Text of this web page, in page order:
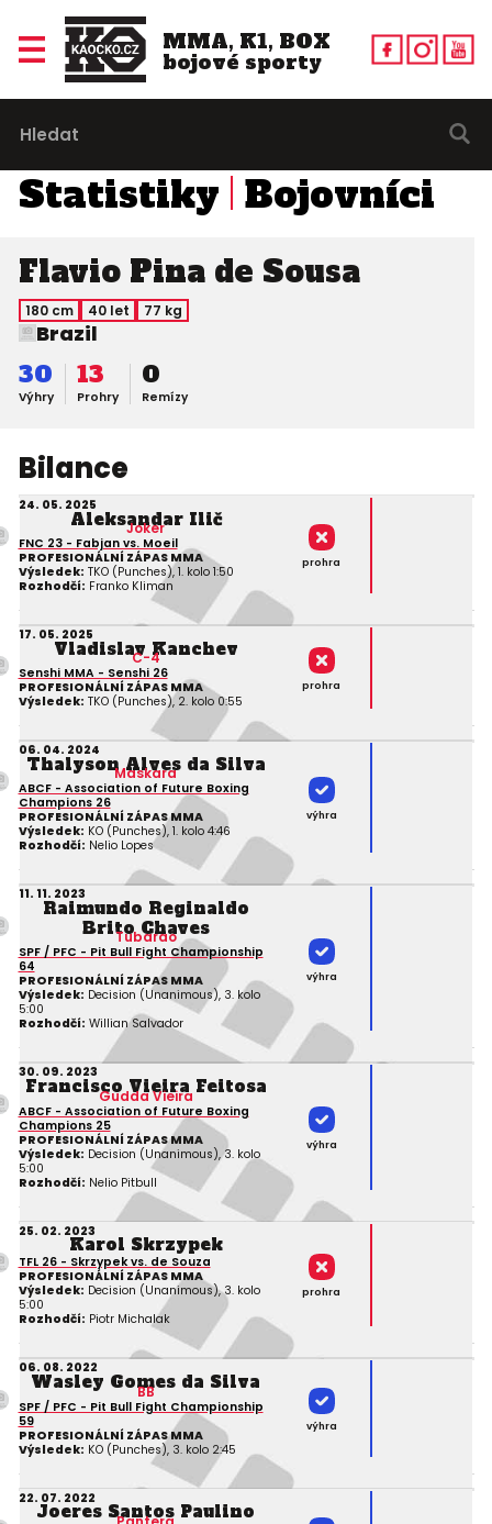
MMA, K1, BOX
bojové sporty
Statistiky Bojovníci
Flavio Pina de Sousa
180 cm 40 let 77 kg
Brazil
Výhry
30
Prohry
13
Remízy
0
Bilance
24. 05. 2025
Aleksandar Ilič
Joker
FNC 23 - Fabjan vs. Moeil
PROFESIONÁLNÍ ZÁPAS MMA
Výsledek: TKO (Punches), 1. kolo 1:50
Rozhodčí: Franko Kliman
prohra
17. 05. 2025
Vladislav Kanchev
C-4
Senshi MMA - Senshi 26
PROFESIONÁLNÍ ZÁPAS MMA
Výsledek: TKO (Punches), 2. kolo 0:55
prohra
06. 04. 2024
Thalyson Alves da Silva
Maskara
ABCF - Association of Future Boxing
Champions 26
PROFESIONÁLNÍ ZÁPAS MMA
Výsledek: KO (Punches), 1. kolo 4:46
Rozhodčí: Nelio Lopes
výhra
11. 11. 2023
Raimundo Reginaldo
Brito Chaves
Tubarao
SPF / PFC - Pit Bull Fight Championship
64
PROFESIONÁLNÍ ZÁPAS MMA
Výsledek: Decision (Unanimous), 3. kolo
5:00
Rozhodčí: Willian Salvador
výhra
30. 09. 2023
Francisco Vieira Feitosa
Gudda Vieira
ABCF - Association of Future Boxing
Champions 25
PROFESIONÁLNÍ ZÁPAS MMA
Výsledek: Decision (Unanimous), 3. kolo
5:00
Rozhodčí: Nelio Pitbull
výhra
25. 02. 2023
Karol Skrzypek
TFL 26 - Skrzypek vs. de Souza
PROFESIONÁLNÍ ZÁPAS MMA
Výsledek: Decision (Unanimous), 3. kolo
5:00
Rozhodčí: Piotr Michalak
prohra
06. 08. 2022
Wasley Gomes da Silva
BB
SPF / PFC - Pit Bull Fight Championship
59
PROFESIONÁLNÍ ZÁPAS MMA
Výsledek: KO (Punches), 3. kolo 2:45
výhra
22. 07. 2022
Joeres Santos Paulino